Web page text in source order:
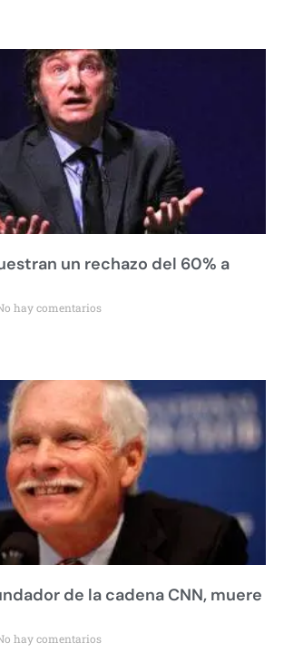
un rechazo del 60% a
hay comentarios
de la cadena CNN, muere
hay comentarios